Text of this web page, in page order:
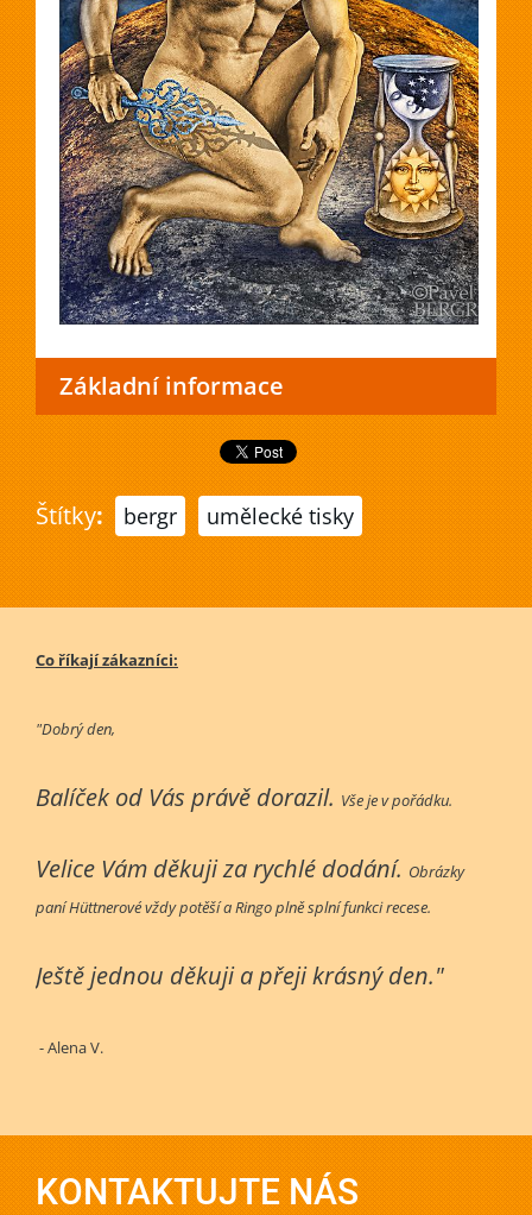
Základní informace
Štítky: bergr umělecké tisky
Co říkají zákazníci:
"Dobrý den,
Balíček od Vás právě dorazil. Vše je v pořádku.
Velice Vám děkuji za rychlé dodání. Obrázky
paní Hüttnerové vždy potěší a Ringo plně splní funkci recese.
Ještě jednou děkuji a přeji krásný den."
- Alena V.
KONTAKTUJTE NÁS